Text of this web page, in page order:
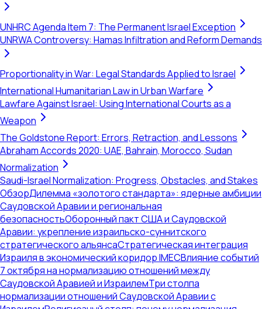
UNHRC Agenda Item 7: The Permanent Israel Exception
UNRWA Controversy: Hamas Infiltration and Reform Demands
Proportionality in War: Legal Standards Applied to Israel
International Humanitarian Law in Urban Warfare
Lawfare Against Israel: Using International Courts as a
Weapon
The Goldstone Report: Errors, Retraction, and Lessons
Abraham Accords 2020: UAE, Bahrain, Morocco, Sudan
Normalization
Saudi-Israel Normalization: Progress, Obstacles, and Stakes
ОбзорДилемма «золотого стандарта»: ядерные амбиции
Саудовской Аравии и региональная
безопасностьОборонный пакт США и Саудовской
Аравии: укрепление израильско-суннитского
стратегического альянсаСтратегическая интеграция
Израиля в экономический коридор IMECВлияние событий
7 октября на нормализацию отношений между
Саудовской Аравией и ИзраилемТри столпа
нормализации отношений Саудовской Аравии с